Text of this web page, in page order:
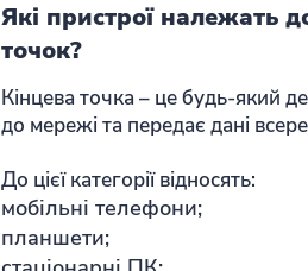
Які пристрої належать
точок?
Кінцева точка – це будь-який
до мережі та передає дані
До цієї категорії відносять:
мобільні телефони;
планшети;